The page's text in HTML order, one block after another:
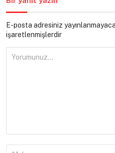
E-posta adresiniz
işaretlenmişlerdir